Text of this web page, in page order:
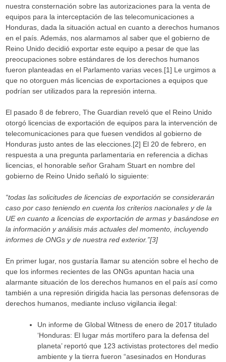
nuestra consternación sobre las autorizaciones para la venta de
equipos para la interceptación de las telecomunicaciones a
Honduras, dada la situación actual en cuanto a derechos humanos
en el país. Además, nos alarmamos al saber que el gobierno de
Reino Unido decidió exportar este equipo a pesar de que las
preocupaciones sobre estándares de los derechos humanos
fueron planteadas en el Parlamento varias veces.[1] Le urgimos a
que no otorguen más licencias de exportaciones a equipos que
podrían ser utilizados para la represión interna.
El pasado 8 de febrero, The Guardian reveló que el Reino Unido
otorgó licencias de exportación de equipos para la intervención de
telecomunicaciones para que fuesen vendidos al gobierno de
Honduras justo antes de las elecciones.[2] El 20 de febrero, en
respuesta a una pregunta parlamentaria en referencia a dichas
licencias, el honorable señor Graham Stuart en nombre del
gobierno de Reino Unido señaló lo siguiente:
“todas las solicitudes de licencias de exportación se considerarán
caso por caso teniendo en cuenta los criterios nacionales y de la
UE en cuanto a licencias de exportación de armas y basándose en
lainformación y análisis más actuales del momento, incluyendo
informes de ONGs y de nuestra redexterior.”[3]
En primer lugar, nos gustaría llamar su atención sobre el hecho de
que los informes recientes de las ONGs apuntan hacia una
alarmante situación de los derechos humanos en el país así como
también a una represión dirigida hacia las personas defensoras de
derechos humanos, mediante incluso vigilancia ilegal:
Un informe de Global Witness de enero de 2017 titulado
‘Honduras: El lugar más mortífero para la defensa del
planeta’ reportó que 123 activistas protectores del medio
ambiente y la tierra fueron “asesinados en Honduras